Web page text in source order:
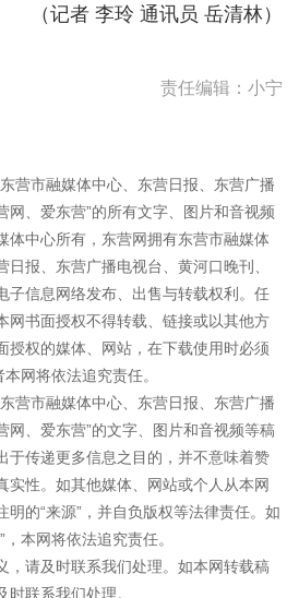
（记者 李玲 通讯员 岳清林）
责任编辑：小宁
营市融媒体中心、东营日报、东营广播
网、爱东营”的所有文字、图片和音视频
体中心所有，东营网拥有东营市融媒体
报、东营广播电视台、黄河口晚刊、
子信息网络发布、出售与转载权利。任
网书面授权不得转载、链接或以其他方
授权的媒体、网站，在下载使用时必须
网将依法追究责任。
营市融媒体中心、东营日报、东营广播
网、爱东营”的文字、图片和音视频等稿
于传递更多信息之目的，并不意味着赞
实性。如其他媒体、网站或个人从本网
明的“来源”，并自负版权等法律责任。如
本网将依法追究责任。
请及时联系我们处理。如本网转载稿
联系我们处理。